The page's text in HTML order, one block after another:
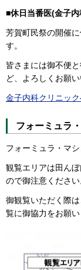
■休日当番医(金子
芳賀町民祭の開催
す。
皆さまには御不便
ど、よろしくお願い
金子内科クリニッ
フォーミュラ
フォーミュラ・マ
観覧エリアは田ん
ので御注意ください
御観覧いただく際
覧に御協力をお願い